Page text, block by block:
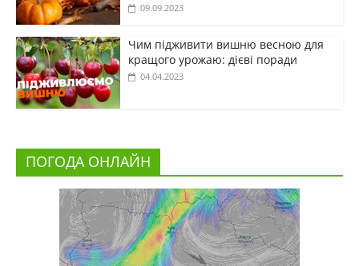
09.09.2023
Чим підживити вишню весною для
кращого урожаю: дієві поради
04.04.2023
ПОГОДА ОНЛАЙН